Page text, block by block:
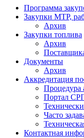
Программа
Закупки МТР,
Архив
Закупки топлива
Архив
Документы
Архив
Аккредитация
Процедура
Портал
Часто
Контактная